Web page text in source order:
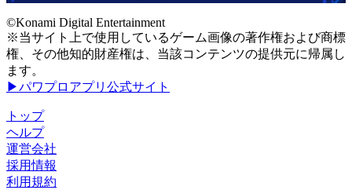
©Konami Digital Entertainment
※当サイト上で使用しているゲーム画像の著作権および商標
権、その他知的財産権は、当該コンテンツの提供元に帰属し
ます。
▶パワプロアプリ公式サイト
トップ
ヘルプ
運営会社
採用情報
利用規約